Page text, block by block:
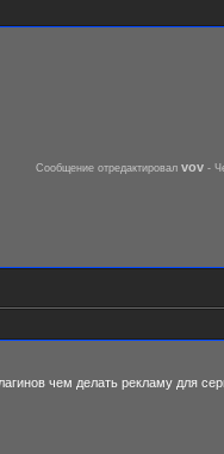
Сообщение отредактировал vov -
чем делать рекламу для